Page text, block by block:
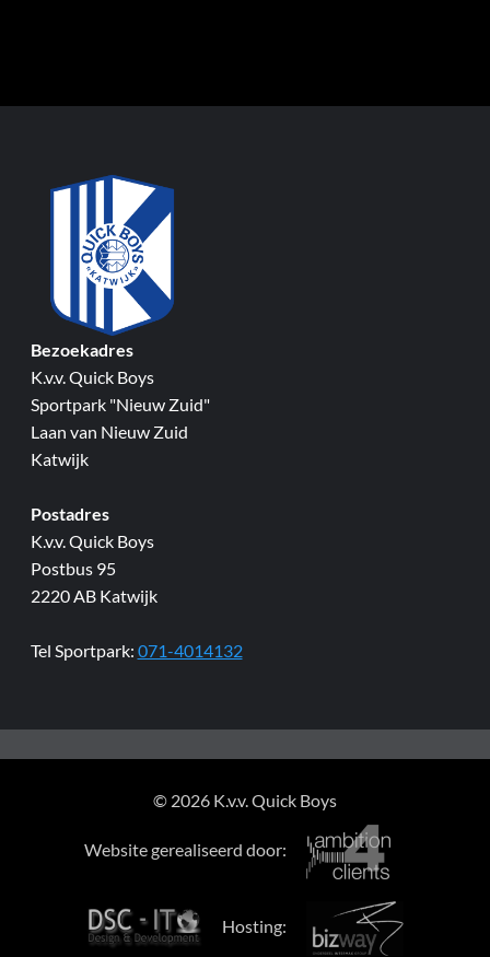
Bezoekadres
K.v.v. Quick Boys
Sportpark "Nieuw Zuid"
Laan van Nieuw Zuid
Katwijk
Postadres
K.v.v. Quick Boys
Postbus 95
2220 AB Katwijk
Tel Sportpark: 071-4014132
© 2026 K.v.v. Quick Boys
Website gerealiseerd door:
Hosting: